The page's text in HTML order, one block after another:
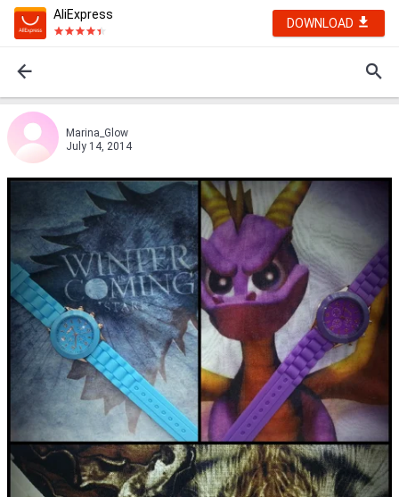
AliExpress
DOWNLOAD
Marina_Glow
July 14, 2014